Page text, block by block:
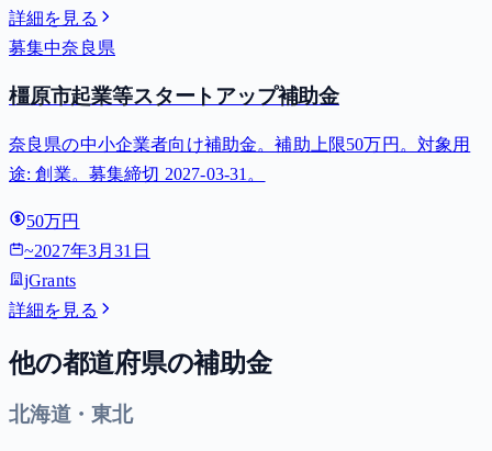
詳細を見る
募集中奈良県
橿原市起業等スタートアップ補助金
奈良県の中小企業者向け補助金。補助上限50万円。対象用
途: 創業。募集締切 2027-03-31。
50万円
~2027年3月31日
jGrants
詳細を見る
他の都道府県の補助金
北海道・東北